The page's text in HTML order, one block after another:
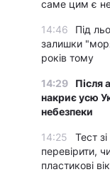
саме цим є
14:46
Під
залишки
років тому
14:29
Після
накриє усю
небезпеки
14:25
Тест
перевірити,
пластикові